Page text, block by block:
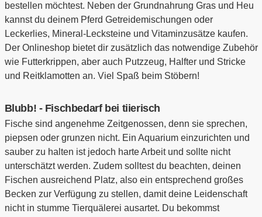
bestellen möchtest. Neben der Grundnahrung Gras und Heu
kannst du deinem Pferd Getreidemischungen oder
Leckerlies, Mineral-Lecksteine und Vitaminzusätze kaufen.
Der Onlineshop bietet dir zusätzlich das notwendige Zubehör
wie Futterkrippen, aber auch Putzzeug, Halfter und Stricke
und Reitklamotten an. Viel Spaß beim Stöbern!
Blubb! - Fischbedarf bei tiierisch
Fische sind angenehme Zeitgenossen, denn sie sprechen,
piepsen oder grunzen nicht. Ein Aquarium einzurichten und
sauber zu halten ist jedoch harte Arbeit und sollte nicht
unterschätzt werden. Zudem solltest du beachten, deinen
Fischen ausreichend Platz, also ein entsprechend großes
Becken zur Verfügung zu stellen, damit deine Leidenschaft
nicht in stumme Tierquälerei ausartet. Du bekommst